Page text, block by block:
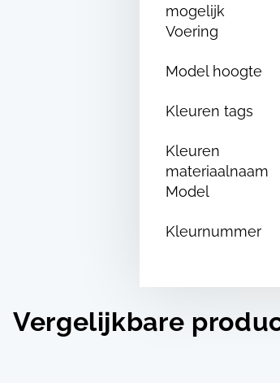
mogelijk
Voering
Model hoogte
Kleuren tags
Kleuren
materiaalnaam
Model
Kleurnummer
Vergelijkbare